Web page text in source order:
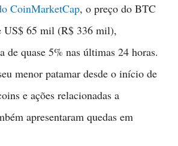
CoinMarketCap, o preço do BTC
US$ 65 mil (R$ 336 mil),
de quase 5% nas últimas 24 horas.
menor patamar desde o início de
e ações relacionadas a
apresentaram quedas em